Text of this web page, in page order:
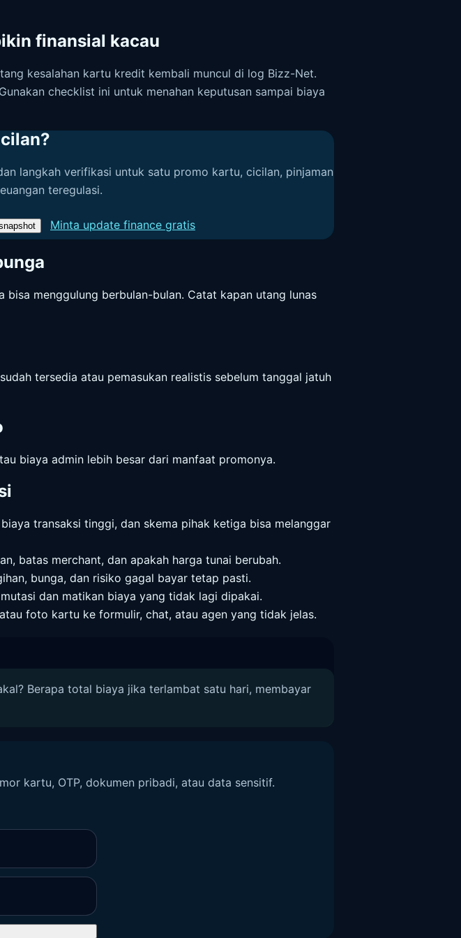
finansial kacau
kesalahan kartu kredit kembali muncul di log Bizz-Net.
checklist ini untuk menahan keputusan sampai biaya
langkah verifikasi untuk satu promo kartu, cicilan, pinjaman
teregulasi.
Minta update finance gratis
menggulung berbulan-bulan. Catat kapan utang lunas
tersedia atau pemasukan realistis sebelum tanggal jatuh
biaya admin lebih besar dari manfaat promonya.
transaksi tinggi, dan skema pihak ketiga bisa melanggar
batas merchant, dan apakah harga tunai berubah.
bunga, dan risiko gagal bayar tetap pasti.
dan matikan biaya yang tidak lagi dipakai.
foto kartu ke formulir, chat, atau agen yang tidak jelas.
Berapa total biaya jika terlambat satu hari, membayar
kartu, OTP, dokumen pribadi, atau data sensitif.